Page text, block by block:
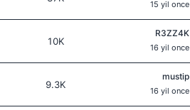
15 yil once
10K
R3ZZ4K
16 yil once
9.3K
mustip
16 yil once